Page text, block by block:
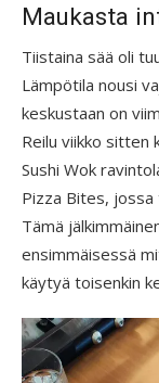
Maukasta
Tiistaina sää oli
Lämpötila nousi
keskustaan on
Reilu viikko sitten
Sushi Wok
Pizza Bites, jossa
Tämä
ensimmäisessä
käytyä toisenkin